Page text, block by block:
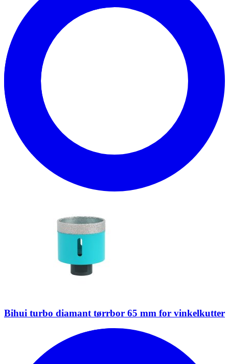
Bihui turbo diamant tørrbor 65 mm for vinkelkutter